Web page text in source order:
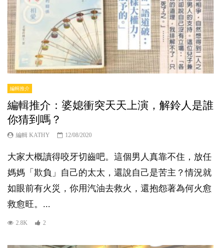
編輯推介
編輯推介：婆媳衝突天天上演，解鈴人是誰
你猜到嗎？
編輯 KATHY 12/08/2020
大家大概讀得咬牙切齒吧。這個男人真靠不住，放任
媽媽「欺負」自己的太太，還說自己是苦主？情況就
如眼前有火災，你用汽油去救火，還抱怨著為何火愈
救愈旺。...
2.8K 2